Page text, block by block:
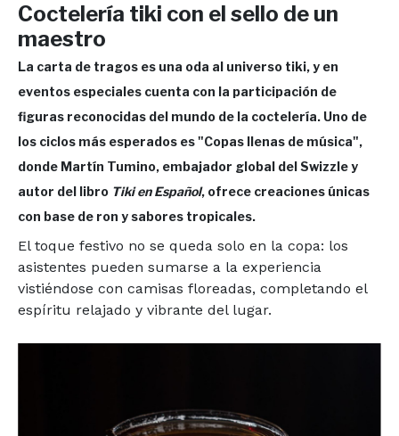
Coctelería tiki con el sello de un
maestro
La carta de tragos es una oda al universo tiki, y en
eventos especiales cuenta con la participación de
figuras reconocidas del mundo de la coctelería. Uno de
los ciclos más esperados es "Copas llenas de música",
donde Martín Tumino, embajador global del Swizzle y
autor del libro Tiki en Español, ofrece creaciones únicas
con base de ron y sabores tropicales.
El toque festivo no se queda solo en la copa: los
asistentes pueden sumarse a la experiencia
vistiéndose con camisas floreadas, completando el
espíritu relajado y vibrante del lugar.